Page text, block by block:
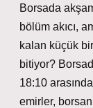
Borsada
bölüm akıcı,
kalan küçük
bitiyor?
18:10
emirler,